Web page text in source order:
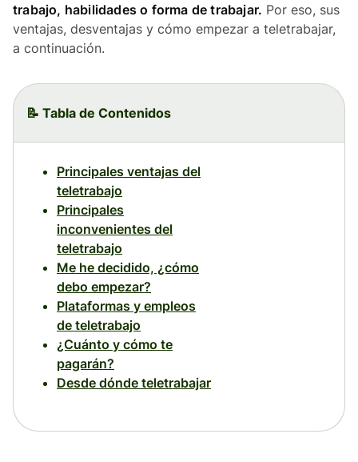
trabajo, habilidades o forma de trabajar. Por eso, sus
ventajas, desventajas y cómo empezar a teletrabajar,
a continuación.
📝 Tabla de Contenidos
Principales ventajas del
teletrabajo
Principales
inconvenientes del
teletrabajo
Me he decidido, ¿cómo
debo empezar?
Plataformas y empleos
de teletrabajo
¿Cuánto y cómo te
pagarán?
Desde dónde teletrabajar